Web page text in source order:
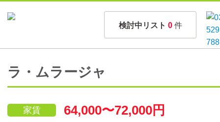
検討中リスト 0 件
ラ・ムラージャ
家賃 64,000〜72,000円